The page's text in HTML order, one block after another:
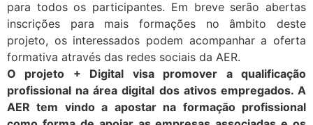
para todos os participantes. Em breve serão abertas
inscrições para mais formações no âmbito deste
projeto, os interessados podem acompanhar a oferta
formativa através das redes sociais da AER.
O projeto + Digital visa promover a qualificação
profissional na área digital dos ativos empregados. A
AER tem vindo a apostar na formação profissional